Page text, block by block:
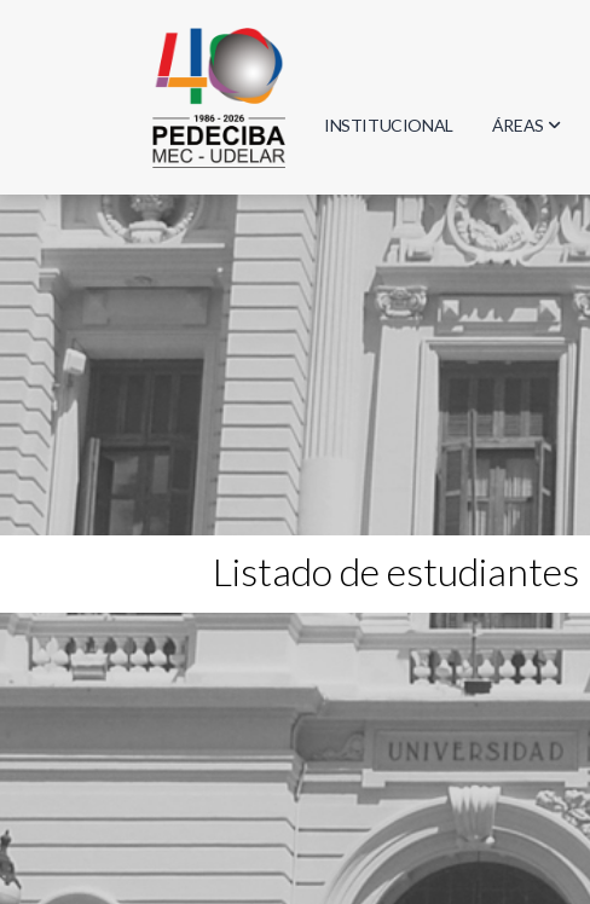
INSTITUCIONAL ÁREAS
Biología
Física
Geociencias
Informática
Matemática
Química
Listado de estudiantes